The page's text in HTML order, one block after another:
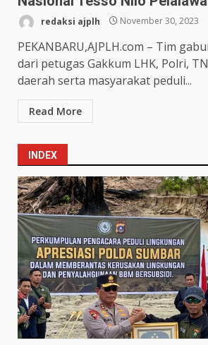
redaksi ajplh November 30, 2023
PEKANBARU,AJPLH.com – Tim
dari petugas Gakkum LHK, Polri,
daerah serta masyarakat peduli...
Read More
INDEX